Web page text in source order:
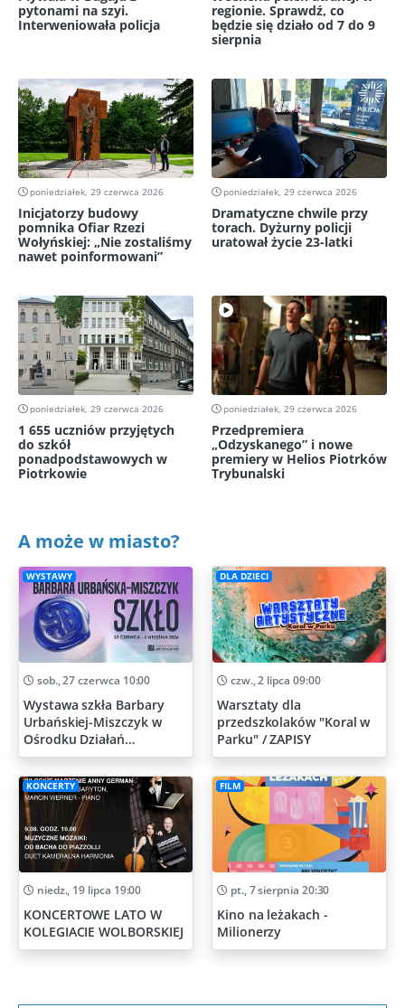
pytonami na szyi.
Interweniowała policja
regionie. Sprawdź, co
będzie się działo od 7 do 9
sierpnia
poniedziałek, 29 czerwca 2026
Inicjatorzy budowy
pomnika Ofiar Rzezi
Wołyńskiej: „Nie zostaliśmy
nawet poinformowani”
poniedziałek, 29 czerwca 2026
Dramatyczne chwile przy
torach. Dyżurny policji
uratował życie 23-latki
poniedziałek, 29 czerwca 2026
1 655 uczniów przyjętych
do szkół
ponadpodstawowych w
Piotrkowie
poniedziałek, 29 czerwca 2026
Przedpremiera
„Odzyskanego” i nowe
premiery w Helios Piotrków
Trybunalski
A może w miasto?
WYSTAWY
sob., 27 czerwca 10:00
Wystawa szkła Barbary
Urbańskiej-Miszczyk w
Ośrodku Działań
Artystycznych
DLA DZIECI
czw., 2 lipca 09:00
Warsztaty dla
przedszkolaków "Koral w
Parku" / ZAPISY
KONCERTY
niedz., 19 lipca 19:00
KONCERTOWE LATO W
KOLEGIACIE WOLBORSKIEJ
FILM
pt., 7 sierpnia 20:30
Kino na leżakach -
Milionerzy